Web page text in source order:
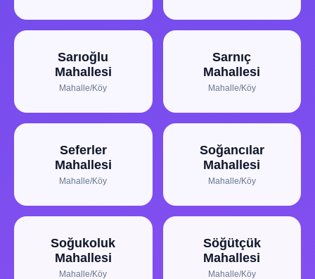
Sarıoğlu
Mahallesi
Mahalle/Köy
Sarnıç
Mahallesi
Mahalle/Köy
Seferler
Mahallesi
Mahalle/Köy
Soğancılar
Mahallesi
Mahalle/Köy
Soğukoluk
Mahallesi
Mahalle/Köy
Söğütçük
Mahallesi
Mahalle/Köy